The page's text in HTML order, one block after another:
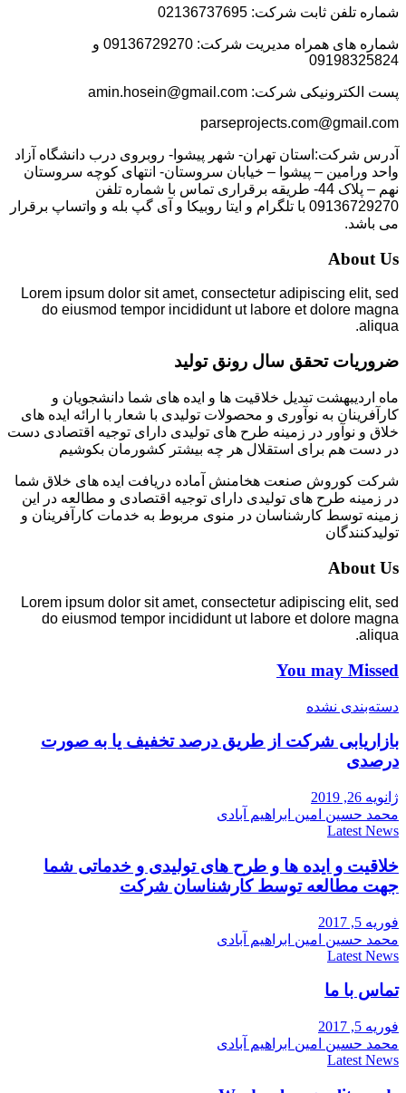
شماره تلفن ثابت شرکت: 02136737695
شماره های همراه مدیریت شرکت: 09136729270 و
09198325824
پست الکترونیکی شرکت: amin.hosein@gmail.com
parseprojects.com@gmail.com
آدرس شرکت:استان تهران- شهر پیشوا- روبروی درب دانشگاه آزاد
واحد ورامین – پیشوا – خیابان سروستان- انتهای کوچه سروستان
نهم – پلاک 44- طریقه برقراری تماس با شماره تلفن
09136729270 با تلگرام و ایتا روبیکا و آی گپ بله و واتساپ برقرار
می باشد.
About Us
Lorem ipsum dolor sit amet, consectetur adipiscing elit, sed
do eiusmod tempor incididunt ut labore et dolore magna
aliqua.
ضروریات تحقق سال رونق تولید
ماه اردیبهشت تبدیل خلاقیت ها و ایده های شما دانشجویان و
کارآفرینان به نوآوری و محصولات تولیدی با شعار با ارائه ایده های
خلاق و نوآور در زمینه طرح های تولیدی دارای توجیه اقتصادی دست
در دست هم برای استقلال هر چه بیشتر کشورمان بکوشیم
شرکت کوروش صنعت هخامنش آماده دریافت ایده های خلاق شما
در زمینه طرح های تولیدی دارای توجیه اقتصادی و مطالعه در این
زمینه توسط کارشناسان در منوی مربوط به خدمات کارآفرینان و
تولیدکنندگان
About Us
Lorem ipsum dolor sit amet, consectetur adipiscing elit, sed
do eiusmod tempor incididunt ut labore et dolore magna
aliqua.
You may Missed
دسته‌بندی نشده
بازاریابی شرکت از طریق درصد تخفیف یا به صورت
درصدی
ژانویه 26, 2019
محمد حسین امین ابراهیم آبادی
Latest News
خلاقیت و ایده ها و طرح های تولیدی و خدماتی شما
جهت مطالعه توسط کارشناسان شرکت
فوریه 5, 2017
محمد حسین امین ابراهیم آبادی
Latest News
تماس با ما
فوریه 5, 2017
محمد حسین امین ابراهیم آبادی
Latest News